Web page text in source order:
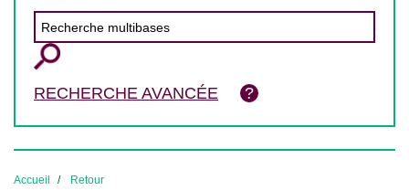
RECHERCHE AVANCÉE
Accueil Retour